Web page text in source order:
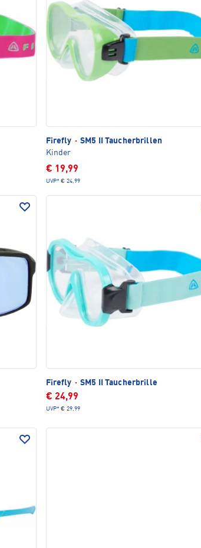
Firefly · SM5 II Taucherbrillen
Kinder
€ 19,99
UVP* € 24,99
Firefly · SM5 II Taucherbrille
€ 24,99
UVP* € 29,99